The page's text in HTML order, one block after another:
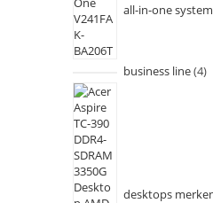
all-in-one
business line 4
desktops